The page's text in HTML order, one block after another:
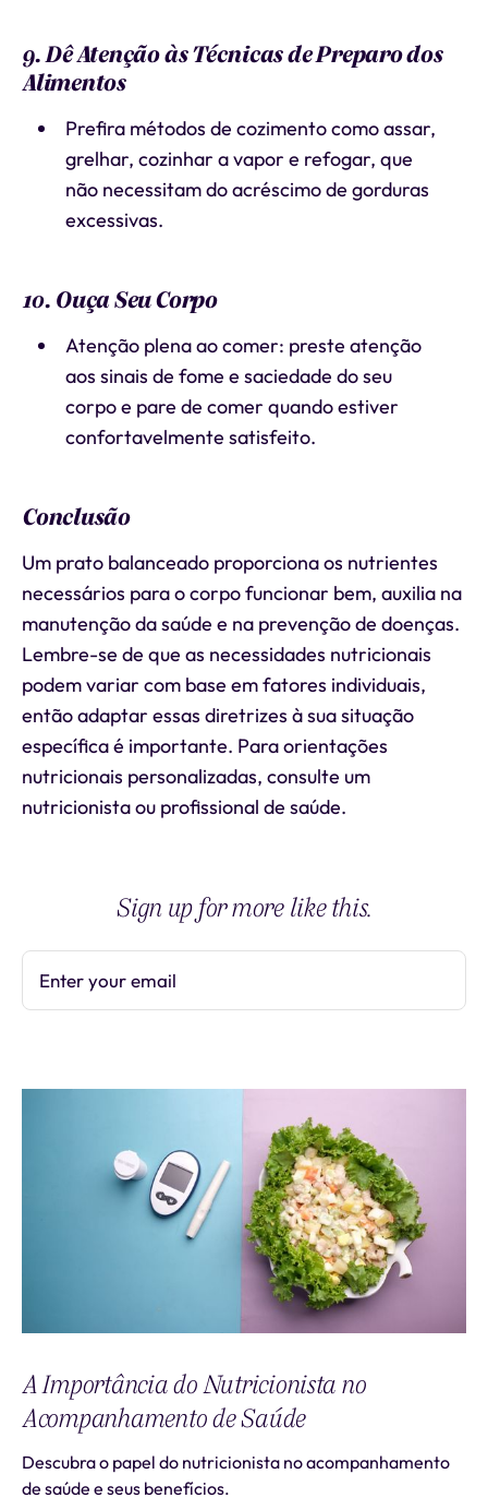
9. Dê Atenção às Técnicas de Preparo dos
Alimentos
Prefira métodos de cozimento como assar,
grelhar, cozinhar a vapor e refogar, que
não necessitam do acréscimo de gorduras
excessivas.
10. Ouça Seu Corpo
Atenção plena ao comer: preste atenção
aos sinais de fome e saciedade do seu
corpo e pare de comer quando estiver
confortavelmente satisfeito.
Conclusão
Um prato balanceado proporciona os nutrientes
necessários para o corpo funcionar bem, auxilia na
manutenção da saúde e na prevenção de doenças.
Lembre-se de que as necessidades nutricionais
podem variar com base em fatores individuais,
então adaptar essas diretrizes à sua situação
específica é importante. Para orientações
nutricionais personalizadas, consulte um
nutricionista ou profissional de saúde.
Sign up for more like this.
Enter your email
A Importância do Nutricionista no
Acompanhamento de Saúde
Descubra o papel do nutricionista no acompanhamento
de saúde e seus benefícios.